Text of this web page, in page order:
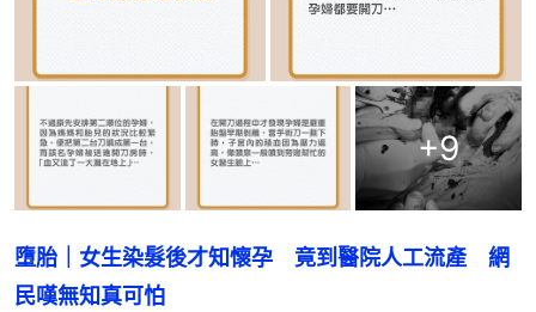
+9
墮胎｜女生染髮後才知懷孕　竟到醫院人工流產　網
民嘆無知真可怕